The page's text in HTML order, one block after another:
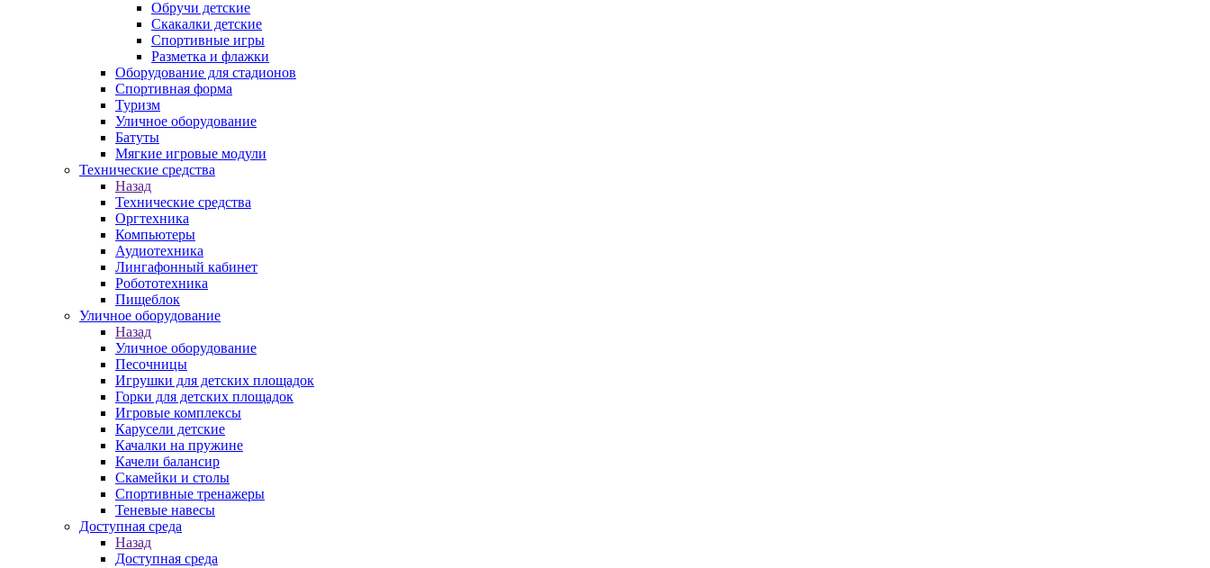
Обручи детские
Скакалки детские
Спортивные игры
Разметка и флажки
Оборудование для стадионов
Спортивная форма
Туризм
Уличное оборудование
Батуты
Мягкие игровые модули
Технические средства
Назад
Технические средства
Оргтехника
Компьютеры
Аудиотехника
Лингафонный кабинет
Робототехника
Пищеблок
Уличное оборудование
Назад
Уличное оборудование
Песочницы
Игрушки для детских площадок
Горки для детских площадок
Игровые комплексы
Карусели детские
Качалки на пружине
Качели балансир
Скамейки и столы
Спортивные тренажеры
Теневые навесы
Доступная среда
Назад
Доступная среда